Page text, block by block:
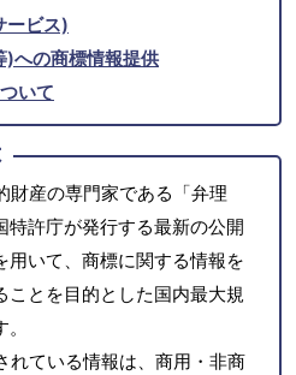
ービス)
)への商標情報提供
いて
財産の専門家である「弁理
特許庁が発行する最新の公開
用いて、商標に関する情報を
ことを目的とした国内最大規
れている情報は、商用・非商